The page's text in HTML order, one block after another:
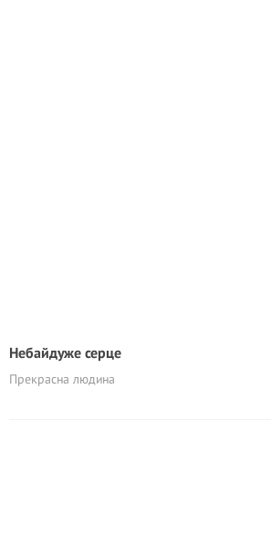
Небайдуже серце
Прекрасна людина